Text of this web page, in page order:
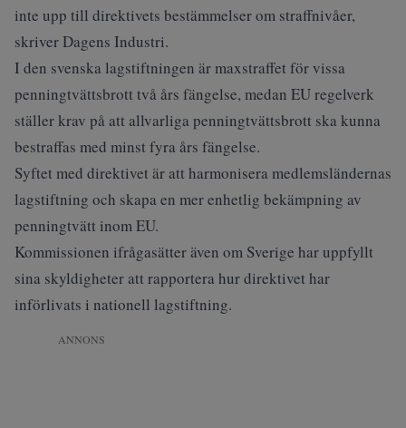
inte upp till direktivets bestämmelser om straffnivåer,
skriverDagens Industri.
I den svenska lagstiftningen är maxstraffet för vissa
penningtvättsbrott två års fängelse, medan EU regelverk
ställer krav på att allvarliga penningtvättsbrott ska kunna
bestraffas med minst fyra års fängelse.
Syftet med direktivet är att harmonisera medlemsländernas
lagstiftning och skapa en mer enhetlig bekämpning av
penningtvätt inom EU.
Kommissionen ifrågasätter även om Sverige har uppfyllt
sina skyldigheter att rapportera hur direktivet har
införlivats i nationell lagstiftning.
ANNONS